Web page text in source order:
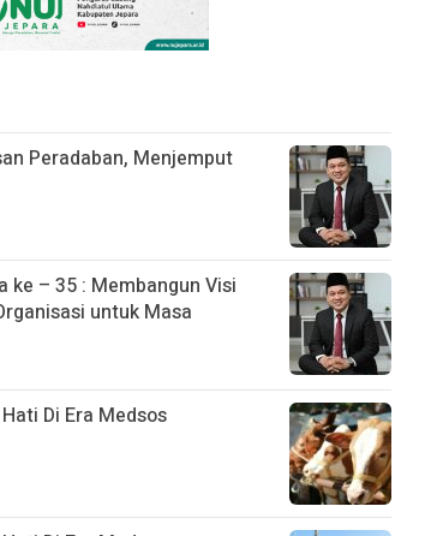
Peradaban, Menjemput
ke – 35 : Membangun Visi
untuk Masa
Di Era Medsos